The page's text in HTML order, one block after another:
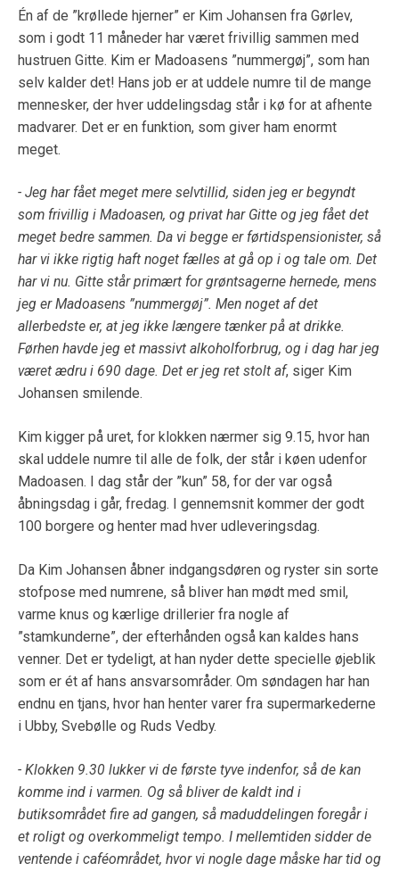
Én af de ”krøllede hjerner” er Kim Johansen fra Gørlev,
som i godt 11 måneder har været frivillig sammen med
hustruen Gitte. Kim er Madoasens ”nummergøj”, som han
selv kalder det! Hans job er at uddele numre til de mange
mennesker, der hver uddelingsdag står i kø for at afhente
madvarer. Det er en funktion, som giver ham enormt
meget.
- Jeg har fået meget mere selvtillid, siden jeg er begyndt
som frivillig i Madoasen, og privat har Gitte og jeg fået det
meget bedre sammen. Da vi begge er førtidspensionister, så
har vi ikke rigtig haft noget fælles at gå op i og tale om. Det
har vi nu. Gitte står primært for grøntsagerne hernede, mens
jeg er Madoasens ”nummergøj”. Men noget af det
allerbedste er, at jeg ikke længere tænker på at drikke.
Førhen havde jeg et massivt alkoholforbrug, og i dag har jeg
været ædru i 690 dage. Det er jeg ret stolt af, siger Kim
Johansen smilende.
Kim kigger på uret, for klokken nærmer sig 9.15, hvor han
skal uddele numre til alle de folk, der står i køen udenfor
Madoasen. I dag står der ”kun” 58, for der var også
åbningsdag i går, fredag. I gennemsnit kommer der godt
100 borgere og henter mad hver udleveringsdag.
Da Kim Johansen åbner indgangsdøren og ryster sin sorte
stofpose med numrene, så bliver han mødt med smil,
varme knus og kærlige drillerier fra nogle af
”stamkunderne”, der efterhånden også kan kaldes hans
venner. Det er tydeligt, at han nyder dette specielle øjeblik
som er ét af hans ansvarsområder. Om søndagen har han
endnu en tjans, hvor han henter varer fra supermarkederne
i Ubby, Svebølle og Ruds Vedby.
- Klokken 9.30 lukker vi de første tyve indenfor, så de kan
komme ind i varmen. Og så bliver de kaldt ind i
butiksområdet fire ad gangen, så maduddelingen foregår i
et roligt og overkommeligt tempo. I mellemtiden sidder de
ventende i caféområdet, hvor vi nogle dage måske har tid og